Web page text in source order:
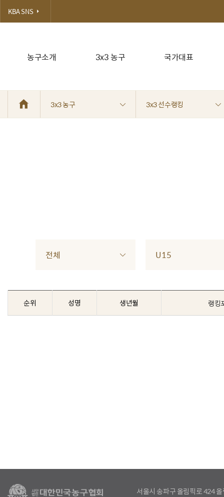
농구소개 3x3 농구 국가대표
KBA SNS
3x3 농구 3x3 선수랭킹
전체 U15
순위 성명 생년월 랭킹
서울시 송파구 올림픽로 424